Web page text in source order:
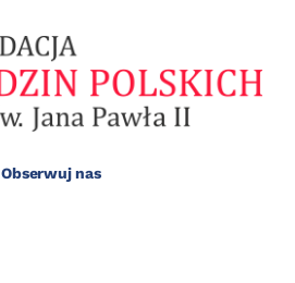
Obserwuj nas